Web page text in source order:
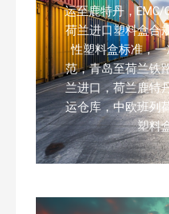
运至鹿特丹，EMC/
荷兰进口塑料盒合
性塑料盒标准，
范，青岛至荷兰铁
兰进口，荷兰鹿特
运仓库，中欧班列
塑料